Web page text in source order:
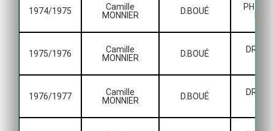
1974/1975
Camille
MONNIER
D.BOUÉ
PH
1975/1976
Camille
MONNIER
D.BOUÉ
DRH
1976/1977
Camille
MONNIER
D.BOUÉ
DRH